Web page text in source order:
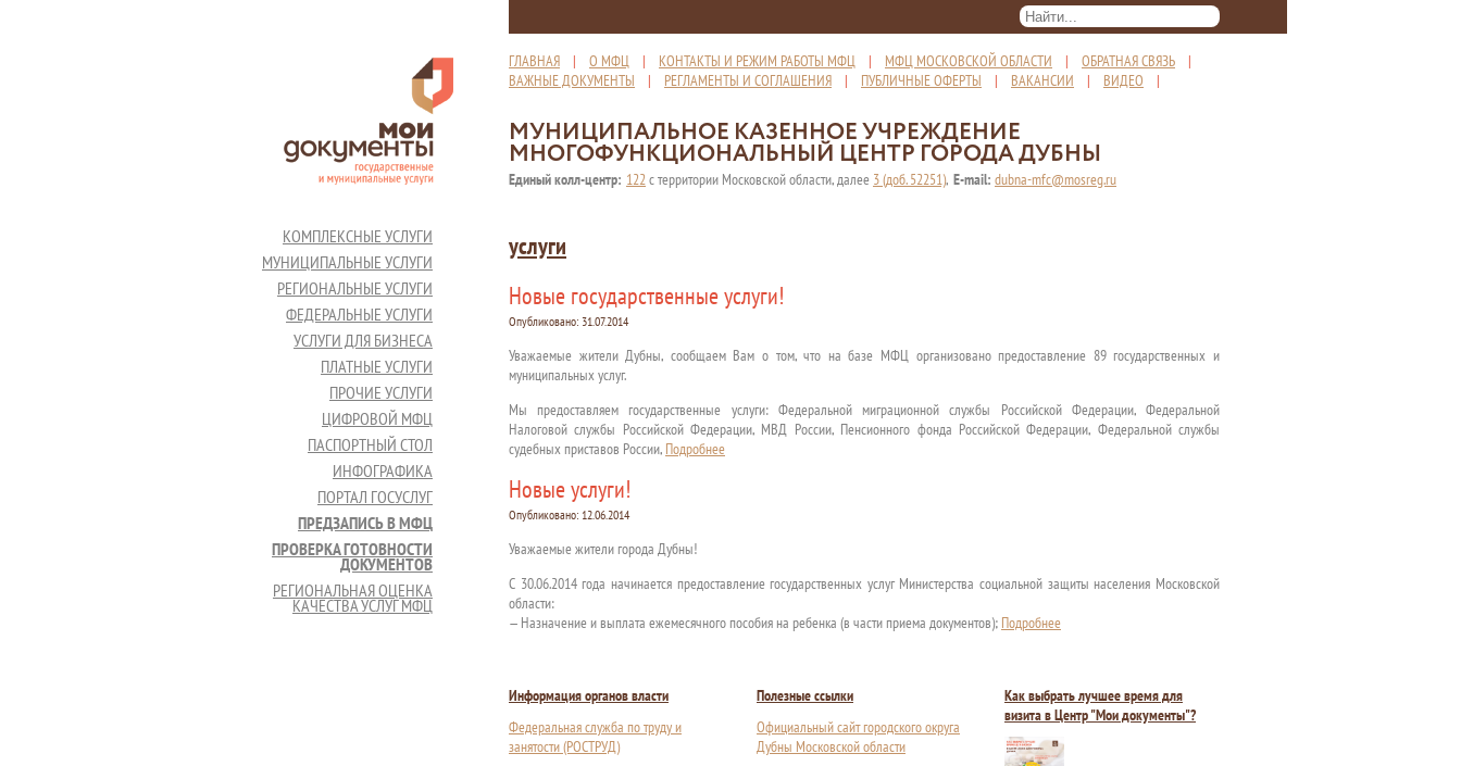
ГЛАВНАЯ | О МФЦ | КОНТАКТЫ И РЕЖИМ РАБОТЫ МФЦ | МФЦ МОСКОВСКОЙ ОБЛАСТИ | ОБРАТНАЯ СВЯЗЬ |
ВАЖНЫЕ ДОКУМЕНТЫ | РЕГЛАМЕНТЫ И СОГЛАШЕНИЯ | ПУБЛИЧНЫЕ ОФЕРТЫ | ВАКАНСИИ | ВИДЕО |
МУНИЦИПАЛЬНОЕ КАЗЕННОЕ УЧРЕЖДЕНИЕ
МНОГОФУНКЦИОНАЛЬНЫЙ ЦЕНТР ГОРОДА ДУБНЫ
Единый колл-центр: 122с территории Московской области, далее 3 (доб. 52251), E-mail: dubna-mfc@mosreg.ru
КОМПЛЕКСНЫЕ УСЛУГИ
МУНИЦИПАЛЬНЫЕ УСЛУГИ
РЕГИОНАЛЬНЫЕ УСЛУГИ
ФЕДЕРАЛЬНЫЕ УСЛУГИ
УСЛУГИ ДЛЯ БИЗНЕСА
ПЛАТНЫЕ УСЛУГИ
ПРОЧИЕ УСЛУГИ
ЦИФРОВОЙ МФЦ
ПАСПОРТНЫЙ СТОЛ
ИНФОГРАФИКА
ПОРТАЛ ГОСУСЛУГ
ПРЕДЗАПИСЬ В МФЦ
ПРОВЕРКА ГОТОВНОСТИ
ДОКУМЕНТОВ
РЕГИОНАЛЬНАЯ ОЦЕНКА
КАЧЕСТВА УСЛУГ МФЦ
услуги
Новые государственные услуги!
Опубликовано: 31.07.2014
Уважаемые жители Дубны, сообщаем Вам о том, что на базе МФЦ организовано предоставление 89 государственных и
муниципальных услуг.
Мы предоставляем государственные услуги: Федеральной миграционной службы Российской Федерации, Федеральной
Налоговой службы Российской Федерации, МВД России, Пенсионного фонда Российской Федерации, Федеральной службы
судебных приставов России, Подробнее
Новые услуги!
Опубликовано: 12.06.2014
Уважаемые жители города Дубны!
С 30.06.2014 года начинается предоставление государственных услуг Министерства социальной защиты населения Московской
области:
— Назначение и выплата ежемесячного пособия на ребенка (в части приема документов); Подробнее
Информация органов власти
Федеральная служба по труду и
занятости (РОСТРУД)
Полезные ссылки
Официальный сайт городского округа
Дубны Московской области
Как выбрать лучшее время для
визита в Центр "Мои документы"?